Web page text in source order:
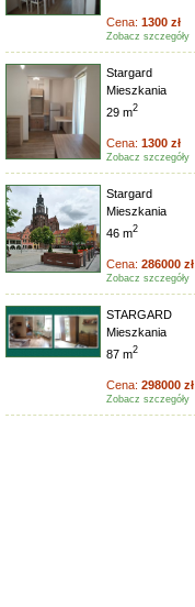
Cena: 1300 zł
Zobacz szczegóły
Stargard
Mieszkania
29 m2
Cena: 1300 zł
Zobacz szczegóły
Stargard
Mieszkania
46 m2
Cena: 286000 zł
Zobacz szczegóły
STARGARD
Mieszkania
87 m2
Cena: 298000 zł
Zobacz szczegóły